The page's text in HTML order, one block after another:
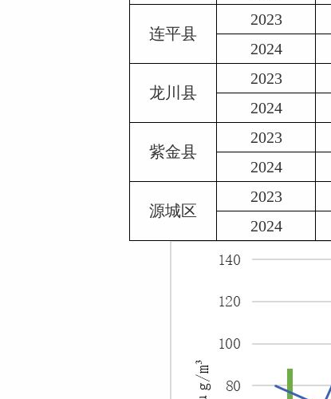
连平县
2023
2024
龙川县
2023
2024
紫金县
2023
2024
源城区
2023
2024